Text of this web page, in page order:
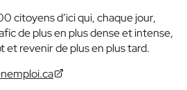
citoyens d’ici qui, chaque jour,
de plus en plus dense et intense,
et revenir de plus en plus tard.